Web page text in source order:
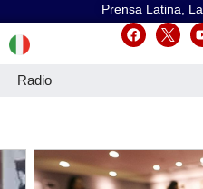
Prensa Latina,
Radio